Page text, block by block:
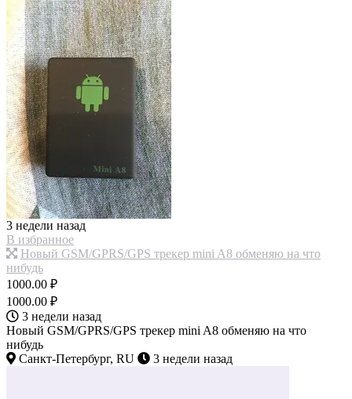
3 недели назад
В избранное
Новый GSM/GPRS/GPS трекер mini A8 обменяю на что
нибудь
1000.00 ₽
1000.00 ₽
3 недели назад
Новый GSM/GPRS/GPS трекер mini A8 обменяю на что
нибудь
Санкт-Петербург, RU
3 недели назад